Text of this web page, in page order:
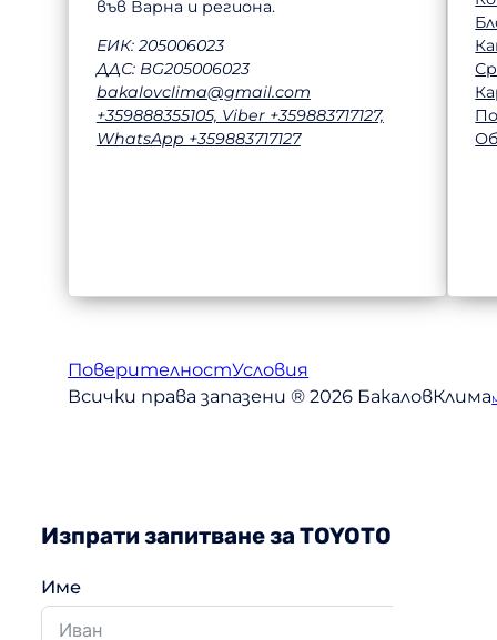
във Варна и региона.
ЕИК: 205006023
ДДС: BG205006023
bakalovclima@gmail.com
+359888355105, Viber +359883717127,
WhatsApp +359883717127
ПоверителностУсловия
Всички права запазени ® 2026 БакаловКлима
Изпрати запитване за TOYOTOMI GTN/
Име